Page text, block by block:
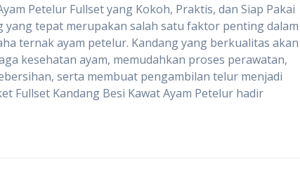
Petelur Fullset yang Kokoh, Praktis, dan Siap Pakai
yang tepat merupakan salah satu faktor penting dalam
ternak ayam petelur. Kandang yang berkualitas akan
kesehatan ayam, memudahkan proses perawatan,
serta membuat pengambilan telur menjadi
Fullset Kandang Besi Kawat Ayam Petelur hadir